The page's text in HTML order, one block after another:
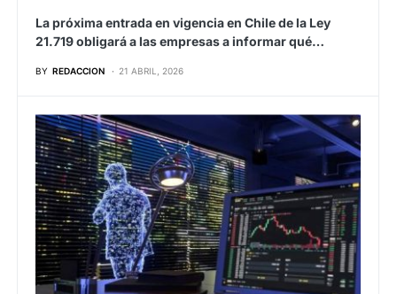
La próxima entrada en vigencia en Chile de la Ley
21.719 obligará a las empresas a informar qué…
BY REDACCION 21 ABRIL, 2026